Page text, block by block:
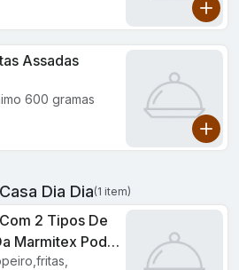
Marmitex Carnes Mistas Assadas
minimo 600 gramas
Dia Dia(1 item)
Marmitex Pode